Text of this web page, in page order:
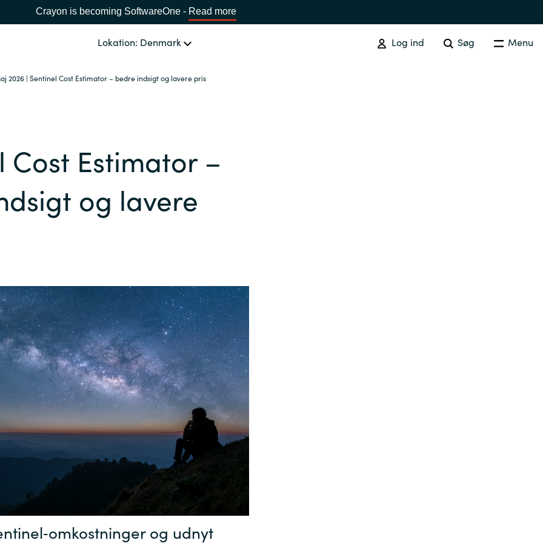
Crayon is becoming SoftwareOne - Read more
Lokation: Denmark Log ind Søg Menu
2026 | Sentinel Cost Estimator – bedre indsigt og lavere pris
Africa
Bulgaria
India
Kuwait
Malaysia
Norway
Poland
Romania
Singapore
Cost Estimator –
og lavere
og udnyt